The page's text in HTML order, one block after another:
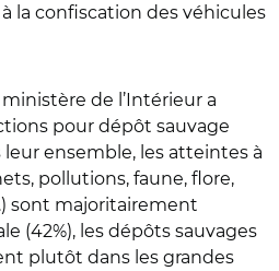
la confiscation des véhicules
de l’Intérieur a
pour dépôt sauvage
leur ensemble, les atteintes à
pollutions, faune, flore,
sont majoritairement
(42%), les dépôts sauvages
plutôt dans les grandes